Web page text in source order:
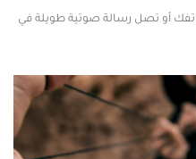
أو تصل رسالة صوتية طويلة في